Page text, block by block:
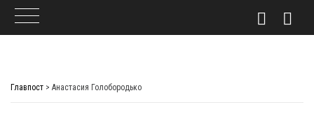
Главпост > Анастасия Голобородько